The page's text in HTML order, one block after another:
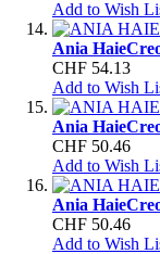
Add to Wish
Ania Haie
CHF 54.13
Add to Wish
Ania Haie
CHF 50.46
Add to Wish
Ania Haie
CHF 50.46
Add to Wish